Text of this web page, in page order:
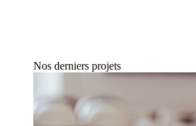
Nos derniers projets